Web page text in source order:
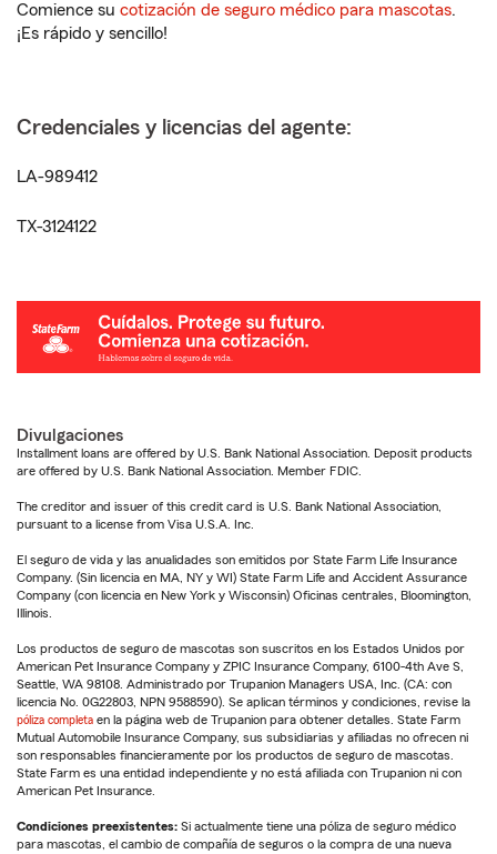
Comience su cotización de seguro médico para mascotas.
¡Es rápido y sencillo!
Credenciales y licencias del agente:
LA-989412
TX-3124122
Divulgaciones
Installment loans are offered by U.S. Bank National Association. Deposit products
are offered by U.S. Bank National Association. Member FDIC.
The creditor and issuer of this credit card is U.S. Bank National Association,
pursuant to a license from Visa U.S.A. Inc.
El seguro de vida y las anualidades son emitidos por State Farm Life Insurance
Company. (Sin licencia en MA, NY y WI) State Farm Life and Accident Assurance
Company (con licencia en New York y Wisconsin) Oficinas centrales, Bloomington,
Illinois.
Los productos de seguro de mascotas son suscritos en los Estados Unidos por
American Pet Insurance Company y ZPIC Insurance Company, 6100-4th Ave S,
Seattle, WA 98108. Administrado por Trupanion Managers USA, Inc. (CA: con
licencia No. 0G22803, NPN 9588590). Se aplican términos y condiciones, revise la
póliza completa en la página web de Trupanion para obtener detalles. State Farm
Mutual Automobile Insurance Company, sus subsidiarias y afiliadas no ofrecen ni
son responsables financieramente por los productos de seguro de mascotas.
State Farm es una entidad independiente y no está afiliada con Trupanion ni con
American Pet Insurance.
Condiciones preexistentes: Si actualmente tiene una póliza de seguro médico
para mascotas, el cambio de compañía de seguros o la compra de una nueva